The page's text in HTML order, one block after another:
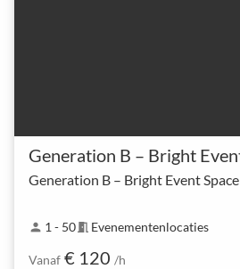
Generation B – Bright Event Space
person 1 - 50meeting_room Evenementenlocaties
Vanaf € 120 /h